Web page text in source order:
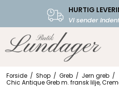
HURTIG
Vi sender
FRI FRAGT
Starter fra
Forside / Shop / Greb / Jern greb /
Chic Antique Greb m. fransk lilje,